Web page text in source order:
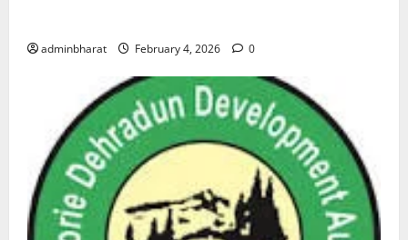
adminbharat February 4, 2026 0